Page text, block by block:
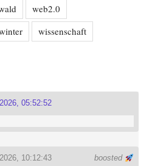
web2.0
wissenschaft
05:52:52
boosted
10:12:43